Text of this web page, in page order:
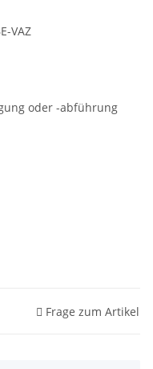
VAZ
oder -abführung
Frage zum Artikel